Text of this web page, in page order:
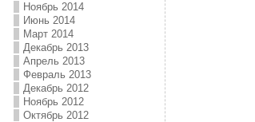
Ноябрь 2014
Июнь 2014
Март 2014
Декабрь 2013
Апрель 2013
Февраль 2013
Декабрь 2012
Ноябрь 2012
Октябрь 2012